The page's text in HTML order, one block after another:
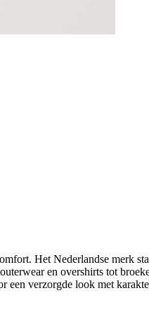
Het Nederlandse merk
en overshirts tot
verzorgde look met